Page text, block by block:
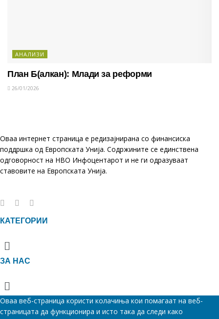
АНАЛИЗИ
План Б(алкан): Млади за реформи
26/01/2026
Оваа интернет страница е редизајнирана со финансиска
поддршка од Европската Унија. Содржините се единствена
одговорност на НВО Инфоцентарот и не ги одразуваат
ставовите на Европската Унија.
КАТЕГОРИИ
Menu
ЗА НАС
Menu
Оваа веб-страница користи колачиња кои помагаат на веб-
страницата да функционира и исто така да следи како